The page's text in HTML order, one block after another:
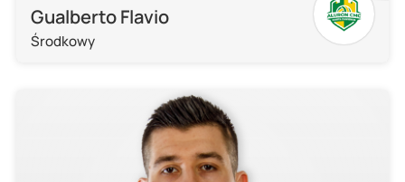
Gualberto Flavio
Środkowy